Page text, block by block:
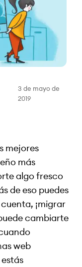
3 de mayo de
2019
mejores
más
algo fresco
de eso puedes
¡migrar
cambiarte
web